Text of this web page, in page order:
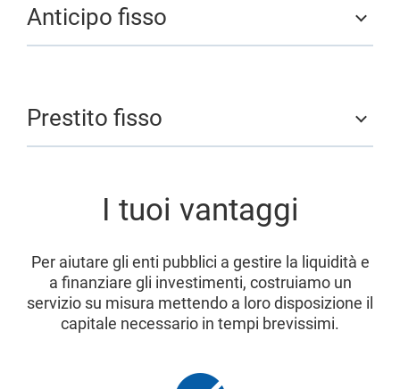
Anticipo fisso
Prestito fisso
I tuoi vantaggi
Per aiutare gli enti pubblici a gestire la liquidità e
a finanziare gli investimenti, costruiamo un
servizio su misura mettendo a loro disposizione il
capitale necessario in tempi brevissimi.